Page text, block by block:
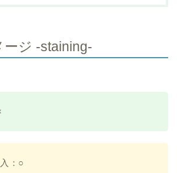
ージ -staining-
：○